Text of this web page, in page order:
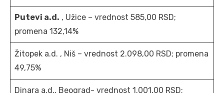
Putevi a.d. , Užice – vrednost 585,00 RSD;
promena 132,14%
Žitopek a.d. , Niš – vrednost 2.098,00 RSD; promena
49,75%
Dinara a.d., Beograd- vrednost 1.001,00 RSD;